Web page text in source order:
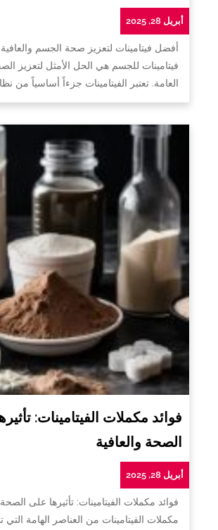
أبريل 28, 2025
أفضل فيتامينات لتعزيز صحة الجسم
فيتامينات للجسم هي الحل الأمثل لتعزيز
العامة. تعتبر الفيتامينات جزءاً أساسياً من
فوائد مكملات الفيتامينات:
الصحة والعافية
أبريل 28, 2025
فوائد مكملات الفيتامينات: تأثيرها على الصحة
مكملات الفيتامينات من العناصر الهامة